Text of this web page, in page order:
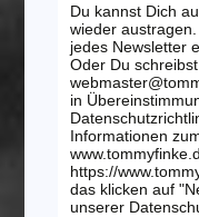
Du kannst Dich
wieder
jedes Newsletter
Oder Du
in
Informationen
https://
das klicken auf
unserer